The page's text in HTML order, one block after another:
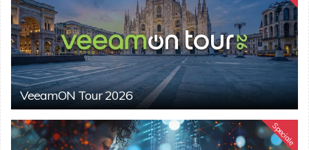
VeeamON Tour 2026
Speciale